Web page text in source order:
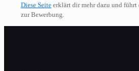
Diese Seite erklärt dir mehr dazu und führt
zur Bewerbung.